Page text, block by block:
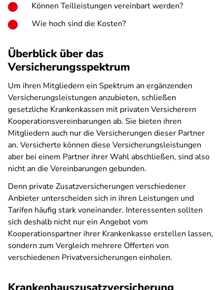
Können Teilleistungen vereinbart werden?
Wie hoch sind die Kosten?
Überblick über das
Versicherungsspektrum
Um ihren Mitgliedern ein Spektrum an ergänzenden
Versicherungsleistungen anzubieten, schließen
gesetzliche Krankenkassen mit privaten Versicherern
Kooperationsvereinbarungen ab. Sie bieten ihren
Mitgliedern auch nur die Versicherungen dieser Partner
an. Versicherte können diese Versicherungsleistungen
aber bei einem Partner ihrer Wahl abschließen, sind also
nicht an die Vereinbarungen gebunden.
Denn private Zusatzversicherungen verschiedener
Anbieter unterscheiden sich in ihren Leistungen und
Tarifen häufig stark voneinander. Interessenten sollten
sich deshalb nicht nur ein Angebot vom
Kooperationspartner ihrer Krankenkasse erstellen lassen,
sondern zum Vergleich mehrere Offerten von
verschiedenen Privatversicherungen einholen.